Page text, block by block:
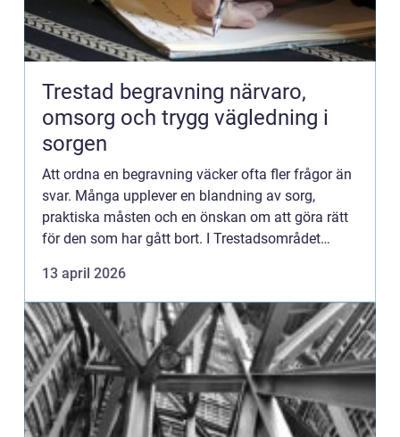
Trestad begravning närvaro,
omsorg och trygg vägledning i
sorgen
Att ordna en begravning väcker ofta fler frågor än
svar. Många upplever en blandning av sorg,
praktiska måsten och en önskan om att göra rätt
för den som har gått bort. I Trestadsområdet
Begravning vu...
13 april 2026